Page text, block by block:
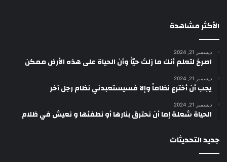
الأكثر مشاهدة
ديسمبر 21, 2024
‫اصرخ لتعلم أنك ما زلتَ حيّاً وأن الحياة على هذه الأرض ممكن
ديسمبر 21, 2024
يجب أن أخترع نظاماً وإلا فسيستعبدني نظام رجل آخر
ديسمبر 21, 2024
الحياة شعلة إما أن نحترق بنارها أو نطفئها و نعيش في ظلام
جديد التحديثات